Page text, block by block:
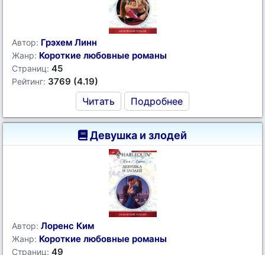
Автор: Грэхем Линн
Жанр: Короткие любовные романы
Страниц: 45
Рейтинг: 3769 (4.19)
Читать Подробнее
Девушка и злодей
Автор: Лоренс Ким
Жанр: Короткие любовные романы
Страниц: 49